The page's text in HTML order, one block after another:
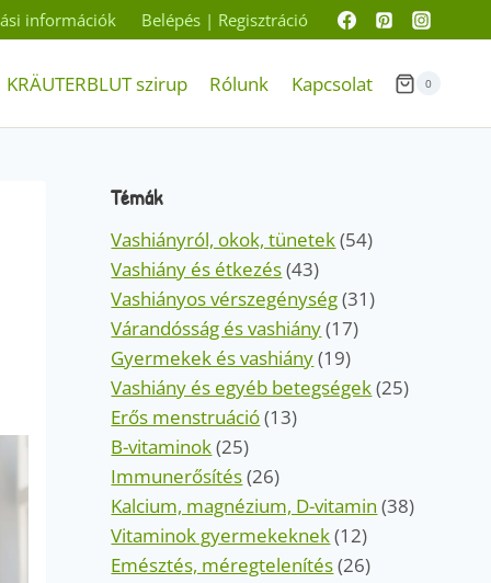
információk Belépés | Regisztráció
KRÄUTERBLUT szirup Rólunk Kapcsolat 0
Témák
Vashiányról, okok, tünetek(54)
Vashiány és étkezés(43)
Vashiányos vérszegénység(31)
Várandósság és vashiány(17)
Gyermekek és vashiány(19)
Vashiány és egyéb betegségek(25)
Erős menstruáció(13)
B-vitaminok(25)
Immunerősítés(26)
Kalcium, magnézium, D-vitamin (38)
Vitaminok gyermekeknek(12)
Emésztés, méregtelenítés(26)